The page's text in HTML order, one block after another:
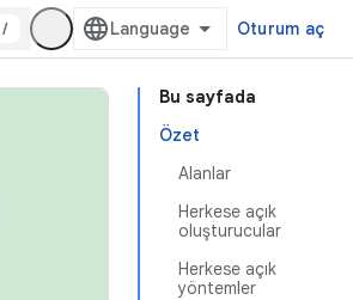
/ Oturum aç
Bu sayfada
Özet
Alanlar
Herkese açık
oluşturucular
Herkese açık
yöntemler